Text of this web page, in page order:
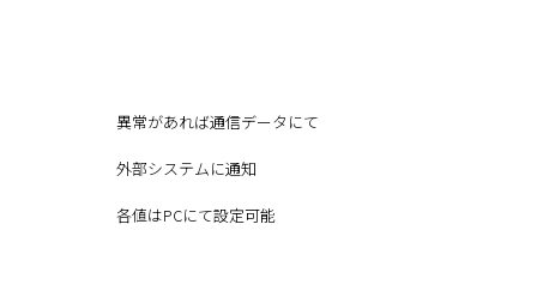
異常があれば通信データにて
外部システムに通知
各値はPCにて設定可能